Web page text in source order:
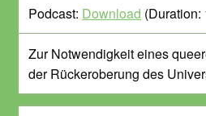
Podcast: Download
Zur Notwendigkeit eines
der Rückeroberung des